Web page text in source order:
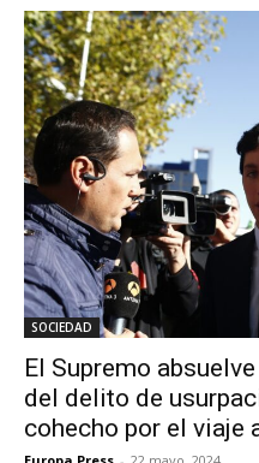
SOCIEDAD
El Supremo
del delito de
cohecho por el viaje